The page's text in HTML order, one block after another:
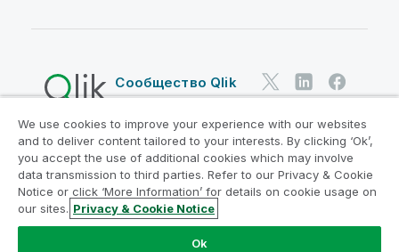
Сообщество Qlik
Юридические соглашения
Условия использования продуктов
Legal Policies
Юридические положения
Условия использования
Товарные знаки
Do Not Share My Info
We use cookies to improve your experience with our websites
and to deliver content tailored to your interests. By clicking ‘Ok’,
you accept the use of additional cookies which may involve
data transmission to third parties. Refer to our Privacy & Cookie
Notice or click ‘More Information’ for details on cookie usage on
our sites. Privacy & Cookie Notice
Ok